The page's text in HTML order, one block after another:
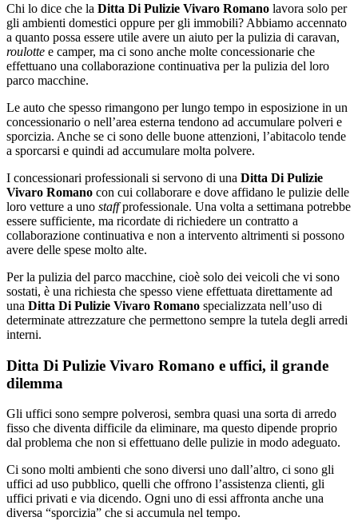
Chi lo dice che la Ditta Di Pulizie Vivaro Romano lavora solo per
gli ambienti domestici oppure per gli immobili? Abbiamo accennato
a quanto possa essere utile avere un aiuto per la pulizia di caravan,
roulotte e camper, ma ci sono anche molte concessionarie che
effettuano una collaborazione continuativa per la pulizia del loro
parco macchine.
Le auto che spesso rimangono per lungo tempo in esposizione in un
concessionario o nell’area esterna tendono ad accumulare polveri e
sporcizia. Anche se ci sono delle buone attenzioni, l’abitacolo tende
a sporcarsi e quindi ad accumulare molta polvere.
I concessionari professionali si servono di una Ditta Di Pulizie
Vivaro Romano con cui collaborare e dove affidano le pulizie delle
loro vetture a uno staffprofessionale. Una volta a settimana potrebbe
essere sufficiente, ma ricordate di richiedere un contratto a
collaborazione continuativa e non a intervento altrimenti si possono
avere delle spese molto alte.
Per la pulizia del parco macchine, cioè solo dei veicoli che vi sono
sostati, è una richiesta che spesso viene effettuata direttamente ad
una Ditta Di Pulizie Vivaro Romano specializzata nell’uso di
determinate attrezzature che permettono sempre la tutela degli arredi
interni.
Ditta Di Pulizie Vivaro Romano e uffici, il grande
dilemma
Gli uffici sono sempre polverosi, sembra quasi una sorta di arredo
fisso che diventa difficile da eliminare, ma questo dipende proprio
dal problema che non si effettuano delle pulizie in modo adeguato.
Ci sono molti ambienti che sono diversi uno dall’altro, ci sono gli
uffici ad uso pubblico, quelli che offrono l’assistenza clienti, gli
uffici privati e via dicendo. Ogni uno di essi affronta anche una
diversa “sporcizia” che si accumula nel tempo.